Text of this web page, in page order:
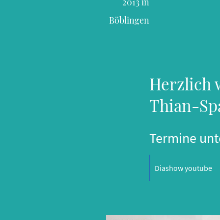
Böblingen
Herzlich
Thian-
Termine
Diashow youtube